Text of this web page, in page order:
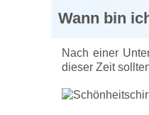
Wann bin
Nach einer
dieser Zeit